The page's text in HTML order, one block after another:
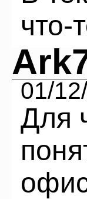
что-
01/
Для